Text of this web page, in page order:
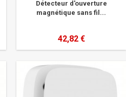
Détecteur d'ouverture
magnétique sans fil...
42,82 €